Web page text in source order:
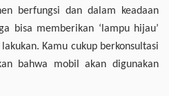
berfungsi dan dalam keadaan
bisa memberikan ‘lampu hijau’
Kamu cukup berkonsultasi
bahwa mobil akan digunakan